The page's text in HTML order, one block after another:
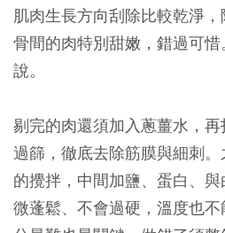
肌肉生長方向刮除比較乾淨
骨間的肉特別甜嫩，錯過可
說。
剔完的肉還須加入蔥薑水，
過篩，徹底去除筋膜與細刺
的攪拌，中間加鹽、蛋白、
微蓬鬆、不會過硬，溫度也